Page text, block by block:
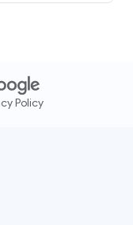
Policy